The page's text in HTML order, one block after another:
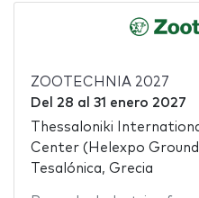
ZOOTECHNIA 2027
Del 28 al 31 enero 2027
Thessaloniki
Center (Helexpo
Tesalónica, Grecia